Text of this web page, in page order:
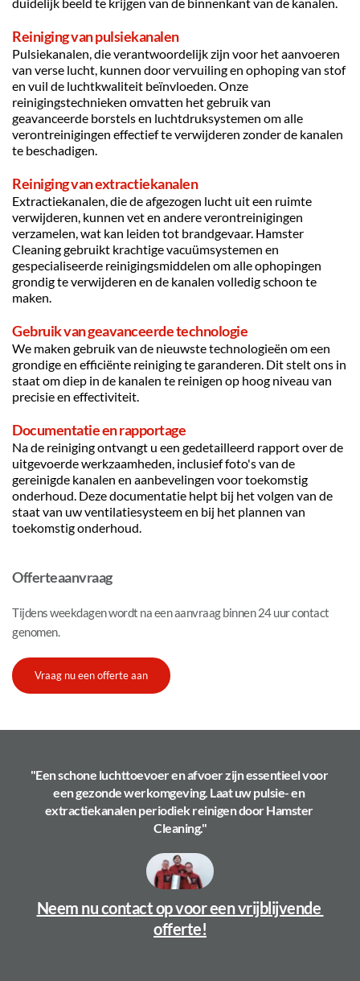
duidelijk beeld te krijgen van de binnenkant van de kanalen.
Reiniging van pulsiekanalen
Pulsiekanalen, die verantwoordelijk zijn voor het aanvoeren
van verse lucht, kunnen door vervuiling en ophoping van stof
en vuil de luchtkwaliteit beïnvloeden. Onze
reinigingstechnieken omvatten het gebruik van
geavanceerde borstels en luchtdruksystemen om alle
verontreinigingen effectief te verwijderen zonder de kanalen
te beschadigen.
Reiniging van extractiekanalen
Extractiekanalen, die de afgezogen lucht uit een ruimte
verwijderen, kunnen vet en andere verontreinigingen
verzamelen, wat kan leiden tot brandgevaar. Hamster
Cleaning gebruikt krachtige vacuümsystemen en
gespecialiseerde reinigingsmiddelen om alle ophopingen
grondig te verwijderen en de kanalen volledig schoon te
maken.
Gebruik van geavanceerde technologie
We maken gebruik van de nieuwste technologieën om een
grondige en efficiënte reiniging te garanderen. Dit stelt ons in
staat om diep in de kanalen te reinigen op hoog niveau van
precisie en effectiviteit.
Documentatie en rapportage
Na de reiniging ontvangt u een gedetailleerd rapport over de
uitgevoerde werkzaamheden, inclusief foto's van de
gereinigde kanalen en aanbevelingen voor toekomstig
onderhoud. Deze documentatie helpt bij het volgen van de
staat van uw ventilatiesysteem en bij het plannen van
toekomstig onderhoud.
Offerteaanvraag
Tijdens weekdagen wordt na een aanvraag binnen 24 uur contact
genomen.
Vraag nu een offerte aan
"Een schone luchttoevoer en afvoer zijn essentieel voor
een gezonde werkomgeving. Laat uw pulsie- en
extractiekanalen periodiek reinigen door Hamster
Cleaning."
Neem nu contact op voor een vrijblijvende
offerte!